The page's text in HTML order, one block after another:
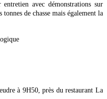
avec démonstrations sur
de chasse mais également la
à 9H50, près du restaurant La